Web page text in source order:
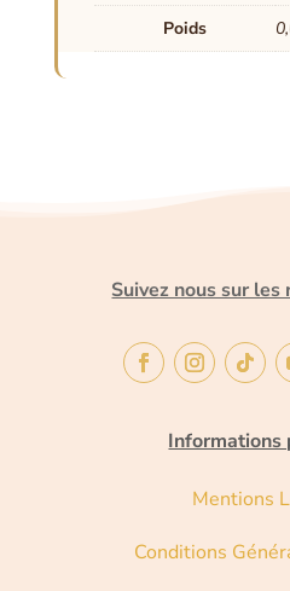
Poids
Suivez nous sur les
Informations
Mentions
Conditions